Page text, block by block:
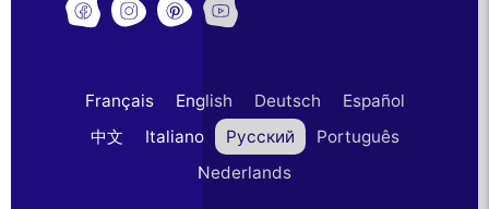
Français English Deutsch
Español
中文
Italiano Русский
Português
Nederlands